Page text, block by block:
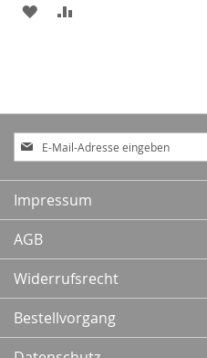
ZUR
Anmeldung
zum
Newsletter:
Impressum
AGB
Widerrufsrecht
Bestellvorgang